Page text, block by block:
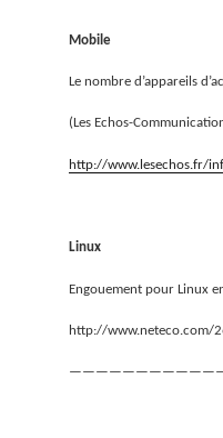
Mobile
Le nombre d’appareils
(Les Echos-
http://www.lesechos.fr/
Linux
Engouement pour Linux
http://www.neteco.com/